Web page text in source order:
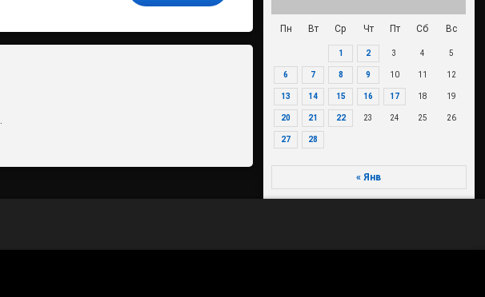
Пн Вт Ср Чт Пт Сб Вс
1 2 3 4 5
6 7 8 9 10 11 12
13 14 15 16 17 18 19
20 21 22 23 24 25 26
27 28
« Янв